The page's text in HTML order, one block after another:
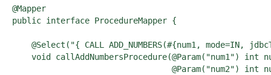
@Mapper
public interface ProcedureMapper {
@Select("{ CALL ADD_NUMBERS(#{num1, mode=IN,
void callAddNumbersProcedure(@Param("num1") int
@Param("num2") int